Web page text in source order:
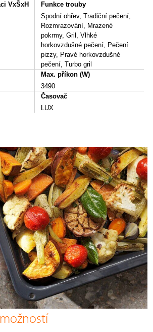
VxŠxH
Funkce trouby
Spodní ohřev, Tradiční pečení,
Rozmrazování, Mrazené
pokrmy, Gril, Vlhké
horkovzdušné pečení, Pečení
pizzy, Pravé horkovzdušné
pečení, Turbo gril
Max. příkon (W)
3490
Časovač
LUX